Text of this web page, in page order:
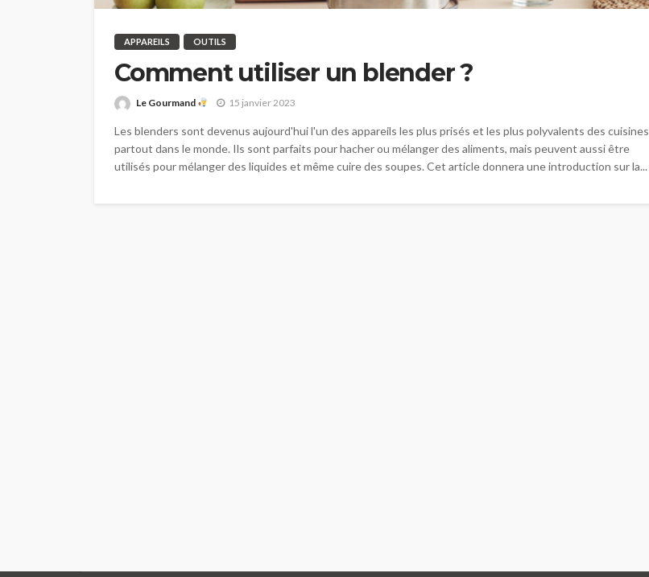
APPAREILS OUTILS
Comment utiliser un blender ?
Le Gourmand 15 janvier 2023
Les blenders sont devenus aujourd'hui l'un des appareils les plus prisés et les plus polyvalents des cuisines
partout dans le monde. Ils sont parfaits pour hacher ou mélanger des aliments, mais peuvent aussi être
utilisés pour mélanger des liquides et même cuire des soupes. Cet article donnera une introduction sur la...